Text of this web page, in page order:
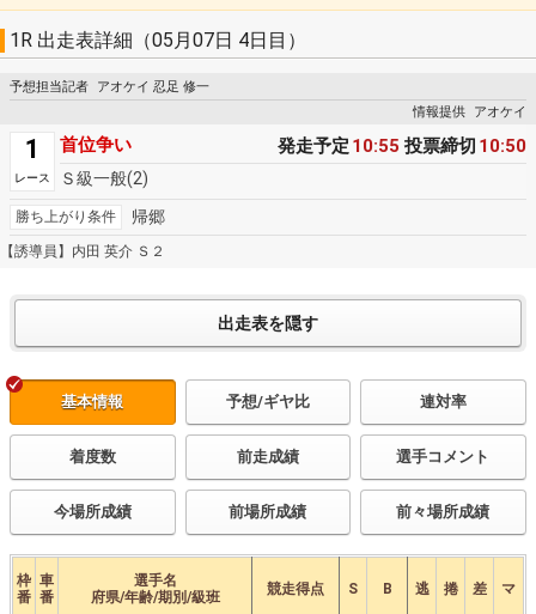
1R 出走表詳細（05月07日 4日目）
予想担当記者
アオケイ 忍足 修一
情報提供
アオケイ
1
レース
首位争い 発走予定 10:55 投票締切 10:50
Ｓ級一般(2)
勝ち上がり条件 帰郷
【誘導員】内田 英介 Ｓ２
基本情報 予想/ギヤ比 連対率
着度数 前走成績 選手コメント
今場所成績 前場所成績 前々場所成績
枠
番
車
番
選手名
府県/年齢/期別/級班
競走得点 S B 逃 捲 差 マ